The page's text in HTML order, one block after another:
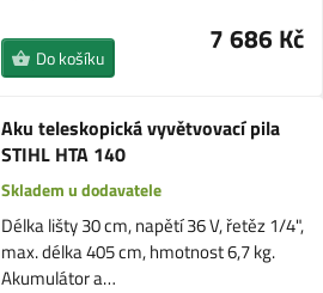
7 686 Kč
Do košíku
Aku teleskopická vyvětvovací pila
STIHL HTA 140
Skladem u dodavatele
Délka lišty 30 cm, napětí 36 V, řetěz 1/4",
max. délka 405 cm, hmotnost 6,7 kg.
Akumulátor a…